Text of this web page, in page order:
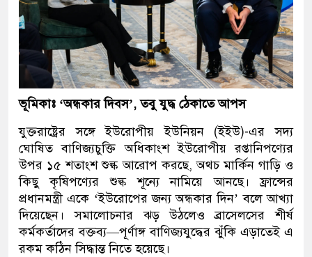
ভূমিকাঃ ‘অন্ধকার দিবস’, তবু যুদ্ধ ঠেকাতে আপস
যুক্তরাষ্ট্রের সঙ্গে ইউরোপীয় ইউনিয়ন (ইইউ)-এর সদ্য
ঘোষিত বাণিজ্যচুক্তি অধিকাংশ ইউরোপীয় রপ্তানিপণ্যের
উপর ১৫ শতাংশ শুল্ক আরোপ করছে, অথচ মার্কিন গাড়ি ও
কিছু কৃষিপণ্যের শুল্ক শূন্যে নামিয়ে আনছে। ফ্রান্সের
প্রধানমন্ত্রী একে ‘ইউরোপের জন্য অন্ধকার দিন’ বলে আখ্যা
দিয়েছেন। সমালোচনার ঝড় উঠলেও ব্রাসেলসের শীর্ষ
কর্মকর্তাদের বক্তব্য—পূর্ণাঙ্গ বাণিজ্যযুদ্ধের ঝুঁকি এড়াতেই এ
রকম কঠিন সিদ্ধান্ত নিতে হয়েছে।